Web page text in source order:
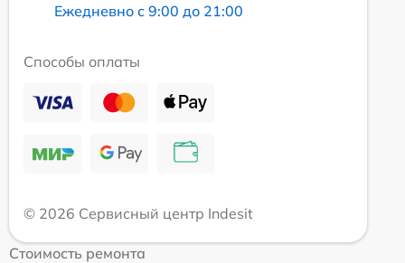
Ежедневно с 9:00 до 21:00
Способы оплаты
© 2026 Сервисный центр Indesit
Стоимость ремонта